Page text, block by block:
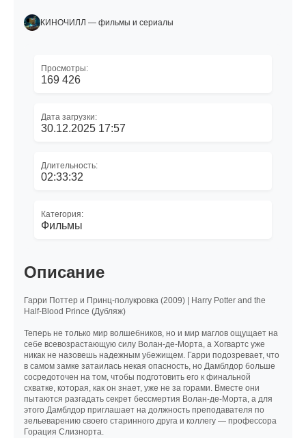
КИНОЧИЛЛ — фильмы и сериалы
Просмотры:
169 426
Дата загрузки:
30.12.2025 17:57
Длительность:
02:33:32
Категория:
Фильмы
Описание
Гарри Поттер и Принц-полукровка (2009) | Harry Potter and the
Half-Blood Prince (Дубляж)
Теперь не только мир волшебников, но и мир маглов ощущает на
себе всевозрастающую силу Волан-де-Морта, а Хогвартс уже
никак не назовешь надежным убежищем. Гарри подозревает, что
в самом замке затаилась некая опасность, но Дамблдор больше
сосредоточен на том, чтобы подготовить его к финальной
схватке, которая, как он знает, уже не за горами. Вместе они
пытаются разгадать секрет бессмертия Волан-де-Морта, а для
этого Дамблдор приглашает на должность преподавателя по
зельеварению своего старинного друга и коллегу — профессора
Горация Слизнорта.